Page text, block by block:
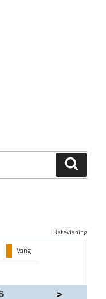
Listevisning
Vang
>